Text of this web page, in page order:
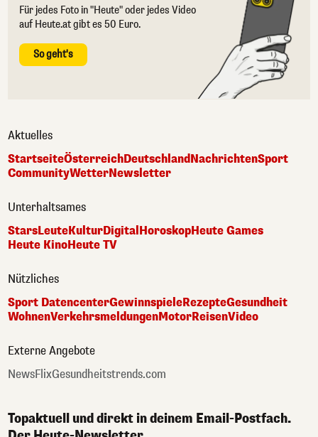
Für jedes Foto in "Heute" oder jedes Video
auf Heute.at gibt es 50 Euro.
So geht's
Aktuelles
StartseiteÖsterreichDeutschlandNachrichtenSport
CommunityWetterNewsletter
Unterhaltsames
StarsLeuteKulturDigital HoroskopHeute Games
Heute KinoHeute TV
Nützliches
Sport DatencenterGewinnspieleRezepteGesundheit
WohnenVerkehrsmeldungenMotorReisenVideo
Externe Angebote
NewsFlixGesundheitstrends.com
Topaktuell und direkt in deinem Email-Postfach.